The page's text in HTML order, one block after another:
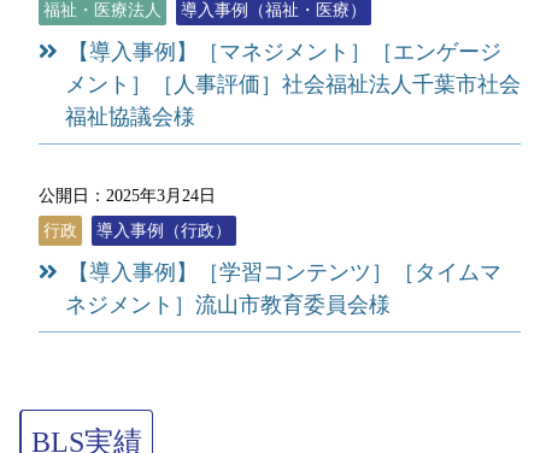
福祉・医療法人
導入事例（福祉・医療）
【導入事例】［マネジメント］［エンゲージ
メント］［人事評価］社会福祉法人千葉市社会
福祉協議会様
公開日：2025年3月24日
行政
導入事例（行政）
【導入事例】［学習コンテンツ］［タイムマ
ネジメント］流山市教育委員会様
BLS実績